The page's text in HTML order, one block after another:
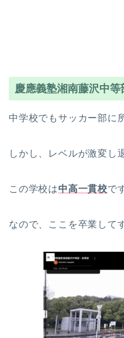
慶應義塾湘南藤沢中等
中学校でもサッカー部に
しかし、レベルが激変し
この学校は中高一貫校で
なので、ここを卒業して